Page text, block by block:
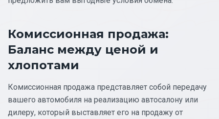
Комиссионная продажа:
Баланс между ценой и
хлопотами
Комиссионная продажа представляет собой передачу
вашего автомобиля на реализацию автосалону или
дилеру, который выставляет его на продажу от